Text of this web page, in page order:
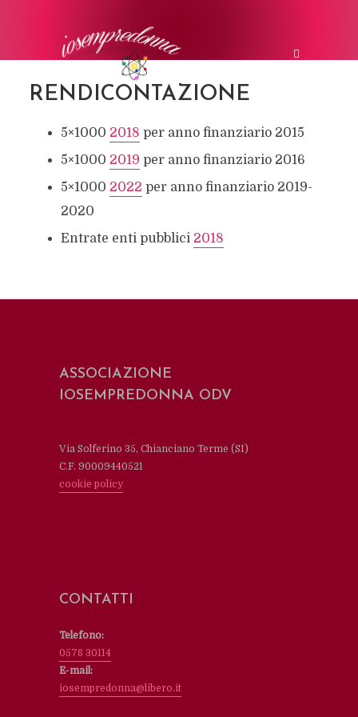
RENDICONTAZIONE
5×1000 2018 per anno finanziario 2015
5×1000 2019 per anno finanziario 2016
5×1000 2022 per anno finanziario 2019-
2020
Entrate enti pubblici 2018
ASSOCIAZIONE
IOSEMPREDONNA ODV
Via Solferino 35, Chianciano Terme (SI)
C.F. 90009440521
cookie policy
CONTATTI
Telefono:
0578 30114
E-mail:
iosempredonna@libero.it